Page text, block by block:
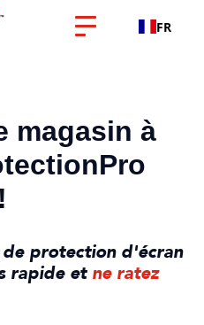
FR
magasin à
protection d'écran
rapide et ne ratez